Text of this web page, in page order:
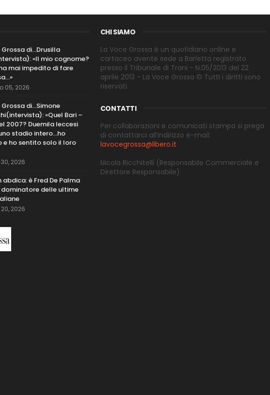
Grossa di…Drusilla
«Il mio cognome?
mai impedito di fare
05, 2026
Grossa di…Simone
«Quel Bari –
2007? Duemila leccesi
stadio intero...ho
e ho sentito solo il loro
2026
abdica: è Fred De Palma
delle ultime
2026
CHI SIAMO
La Voce Grossa è un quotidiano online e
cartaceo avente sede a Barletta registrato
presso il Tribunale di Trani - N.05/2013 del 22
aprile 2013 - La Voce Grossa © Tutti i diritti sono
riservati.
CONTATTI
Per collaborazioni e comunicati stampa si prega
di contattarci all’indirizzo e-mail:
lavocegrossa@libero.it
Nicola Ricchitelli (Responsabile Commerciale e
Direttore Responsabile).